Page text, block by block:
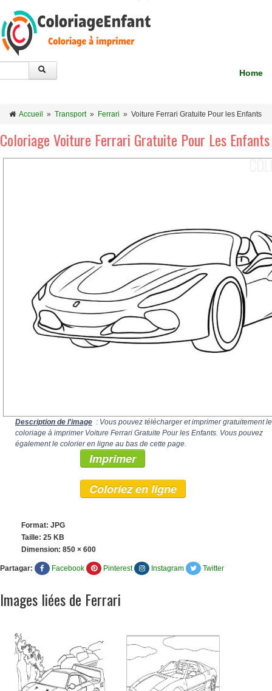
Home
Accueil » Transport» Ferrari » Voiture Ferrari Gratuite Pour les Enfants
Coloriage Voiture Ferrari Gratuite Pour Les Enfants
Description de l'image : Vous pouvez télécharger et imprimer gratuitement le
coloriage à imprimer Voiture Ferrari Gratuite Pour les Enfants. Vous pouvez
également le colorier en ligne au bas de cette page.
Imprimer
Coloriez en ligne
Format: JPG
Taille: 25 KB
Dimension: 850 × 600
Partagar: Facebook Pinterest Instagram Twitter
Images liées de Ferrari